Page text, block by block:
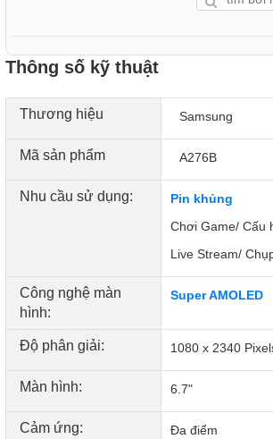
+ 2MP, hỗ trợ chụp ảnh rõ nét, hạn chế
có các chế độ như Night Mode, xóa
chậm, Time Lapse và quay video 4K
Thông số kỹ thuật
Thương hiệu Samsung
Mã sản phẩm A276B
Nhu cầu sử dụng:
Pin khủng
Chơi Game/ Cấu
Live Stream/
Công nghệ màn
hình:
Super AMOLED
Độ phân giải: 1080 x 2340
Màn hình: 6.7"
Cảm ứng: Đa điểm